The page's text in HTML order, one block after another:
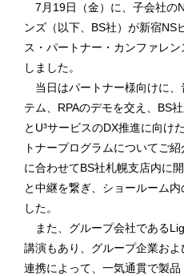
7月19日（金）に、子会社の
ンズ（以下、BS社）が新宿NS
ス・パートナー・カンファレ
しました。
当日はパートナー様向けに、
テム、RPAのデモを交え、BS
とU³サービスのDX推進に向け
トナープログラムについてご
に合わせてBS社札幌支店内に
と中継を繋ぎ、ショールーム
した。
また、グループ会社である
講演もあり、グループ企業お
連携によって、一気通貫で製